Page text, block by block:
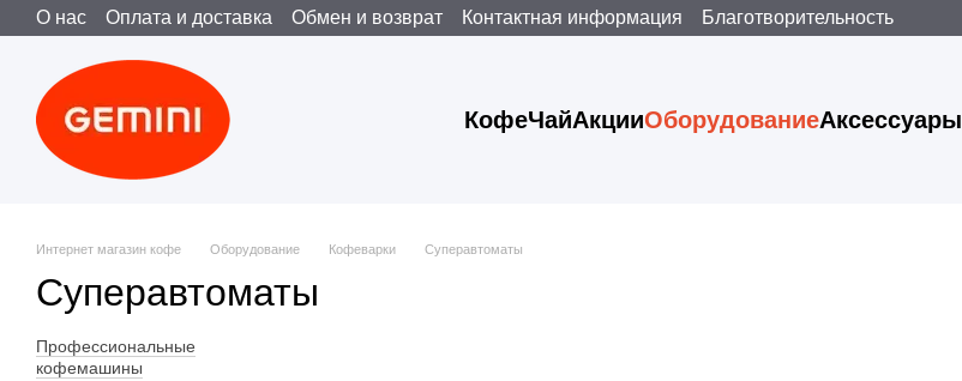
Перейти к основному контенту
О нас Оплата и доставка Обмен и возврат Контактная информация
Благотворительность
Пользовательское соглашение
Публічна оферта
КофеЧайАкцииОборудованиеАксессуары
Интернет магазин кофе Оборудование Кофеварки Суперавтоматы
Суперавтоматы
Профессиональные
кофемашины